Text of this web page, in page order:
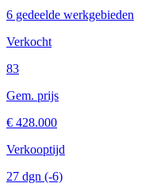
6 gedeelde werkgebieden
Verkocht
83
Gem. prijs
€ 428.000
Verkooptijd
27 dgn (-6)